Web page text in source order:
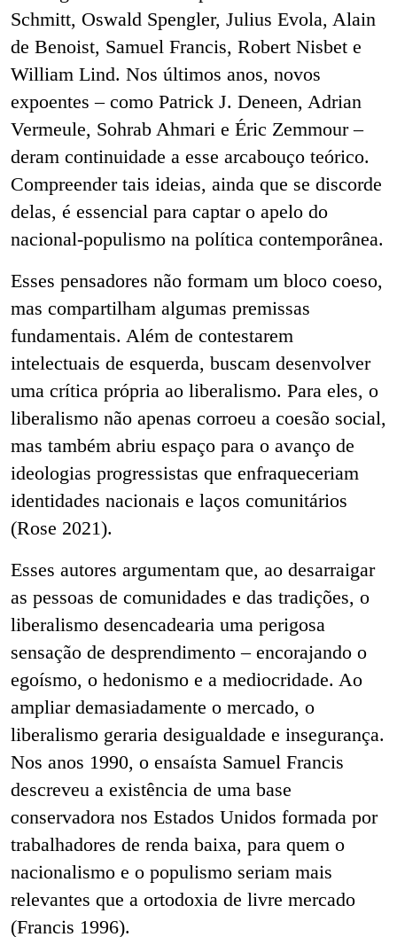
Schmitt, Oswald Spengler, Julius Evola, Alain
de Benoist, Samuel Francis, Robert Nisbet e
William Lind. Nos últimos anos, novos
expoentes – como Patrick J. Deneen, Adrian
Vermeule, Sohrab Ahmari e Éric Zemmour –
deram continuidade a esse arcabouço teórico.
Compreender tais ideias, ainda que se discorde
delas, é essencial para captar o apelo do
nacional-populismo na política contemporânea.
Esses pensadores não formam um bloco coeso,
mas compartilham algumas premissas
fundamentais. Além de contestarem
intelectuais de esquerda, buscam desenvolver
uma crítica própria ao liberalismo. Para eles, o
liberalismo não apenas corroeu a coesão social,
mas também abriu espaço para o avanço de
ideologias progressistas que enfraqueceriam
identidades nacionais e laços comunitários
(Rose 2021).
Esses autores argumentam que, ao desarraigar
as pessoas de comunidades e das tradições, o
liberalismo desencadearia uma perigosa
sensação de desprendimento – encorajando o
egoísmo, o hedonismo e a mediocridade. Ao
ampliar demasiadamente o mercado, o
liberalismo geraria desigualdade e insegurança.
Nos anos 1990, o ensaísta Samuel Francis
descreveu a existência de uma base
conservadora nos Estados Unidos formada por
trabalhadores de renda baixa, para quem o
nacionalismo e o populismo seriam mais
relevantes que a ortodoxia de livre mercado
(Francis 1996).